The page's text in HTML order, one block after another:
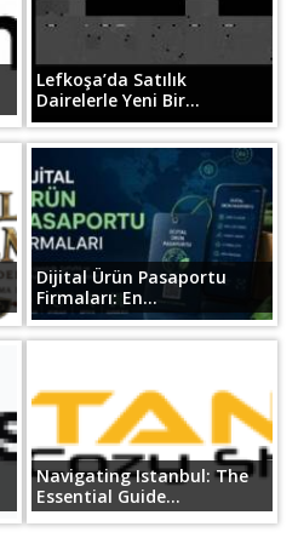
Lefkoşa’da Satılık
Dairelerle Yeni Bir...
Dijital Ürün Pasaportu
Firmaları: En...
Navigating Istanbul: The
Essential Guide...